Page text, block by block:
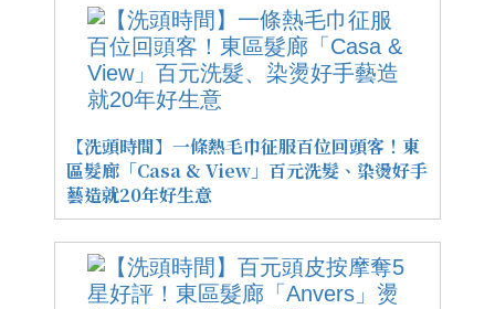
【洗頭時間】一條熱毛巾征服百位回頭客！東
區髮廊「Casa & View」百元洗髮、染燙好手
藝造就20年好生意